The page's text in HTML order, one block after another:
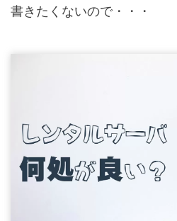
お問い合わせ
書きたくないので・・・